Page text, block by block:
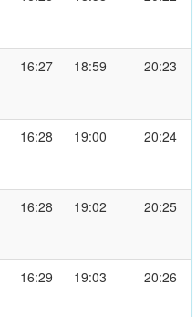
16:27 18:59 20:23
16:28 19:00 20:24
16:28 19:02 20:25
16:29 19:03 20:26